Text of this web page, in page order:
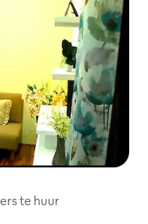
te huur